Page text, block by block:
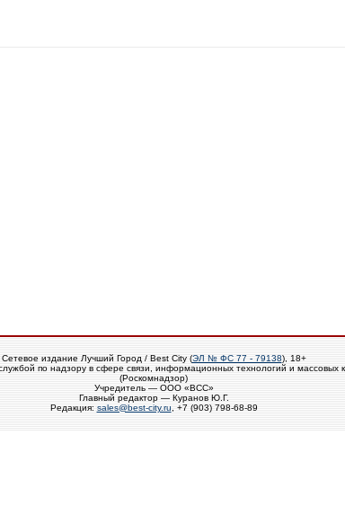
Сетевое издание Лучший Город / Best City (ЭЛ № ФС 77 - 79138), 18+
по надзору в сфере связи, информационных технологий и массовых
(Роскомнадзор)
Учредитель — ООО «ВСС»
Главный редактор — Куранов Ю.Г.
Редакция: sales@best-city.ru , +7 (903) 798-68-89